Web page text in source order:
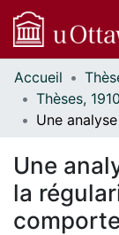
Communautés
et collections
Parcourir
À propos
Accueil
Une
la